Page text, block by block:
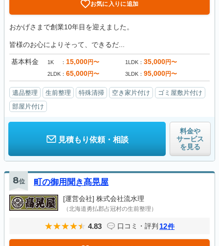
お気に入りに追加
おかげさまで創業10年目を迎えました。
皆様のお心によりそって、できるだ...
基本料金 1K 15,000円〜 1LDK 35,000円〜
2LDK 65,000円〜 3LDK 95,000円〜
遺品整理 生前整理 特殊清掃 空き家片付け
ゴミ屋敷片付け
部屋片付け
見積もり依頼・相談
料金や
サービス
を見る
8位 町の御用聞き髙晃屋
[運営会社] 株式会社流水理
（北海道勇払郡占冠村の生前整理）
4.83 口コミ・評判 12件